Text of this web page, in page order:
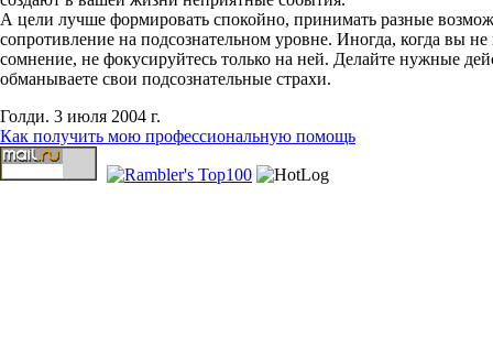
А цели лучше формировать спокойно, принимать разные
сопротивление на подсознательном уровне. Иногда, когда вы
сомнение, не фокусируйтесь только на ней. Делайте нужные
обманываете свои подсознательные страхи.
Голди. 3 июля 2004 г.
Как получить мою профессиональную помощь